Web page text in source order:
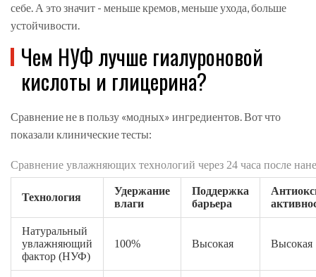
себе. А это значит - меньше кремов, меньше ухода, больше
устойчивости.
Чем НУФ лучше гиалуроновой
кислоты и глицерина?
Сравнение не в пользу «модных» ингредиентов. Вот что
показали клинические тесты:
Сравнение увлажняющих технологий через 24 часа после
Технология
Удержание
влаги
Поддержка
барьера
Натуральный
увлажняющий
фактор (НУФ)
100% Высокая Высокая